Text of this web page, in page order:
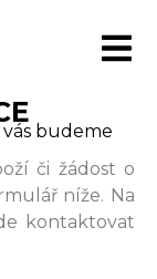
budeme
či žádost o
níže. Na
kontaktovat